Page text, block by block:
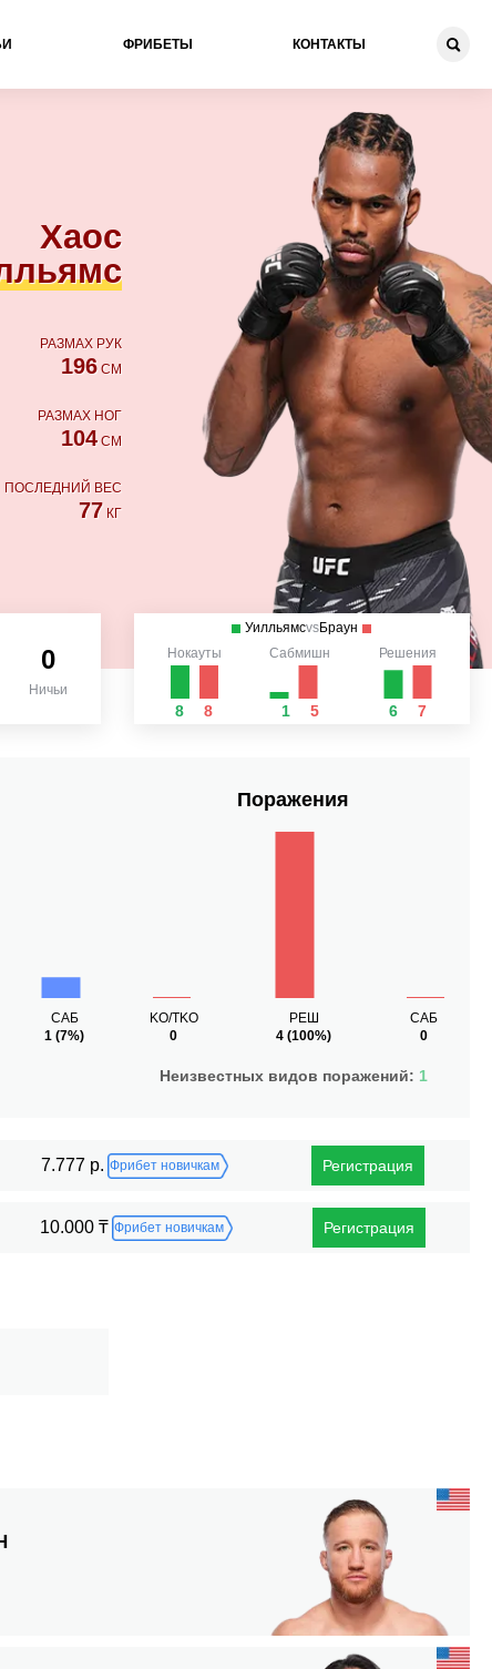
ФРИБЕТЫ КОНТАКТЫ
Хаос
РАЗМАХ РУК
196СМ
РАЗМАХ НОГ
104СМ
ПОСЛЕДНИЙ ВЕС
77 КГ
0
Ничьи
УилльямсvsБраун
Нокауты
8 8
Сабмишн
1 5
Решения
6 7
САБ
1 (7%)
Поражения
KO/TKO
0
РЕШ
4 (100%)
САБ
0
Неизвестных видов поражений: 1
7.777 р. Фрибет новичкам Регистрация
10.000 ₸ Фрибет новичкам Регистрация